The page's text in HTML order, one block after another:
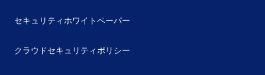
セキュリティホワイトペーパー
クラウドセキュリティポリシー